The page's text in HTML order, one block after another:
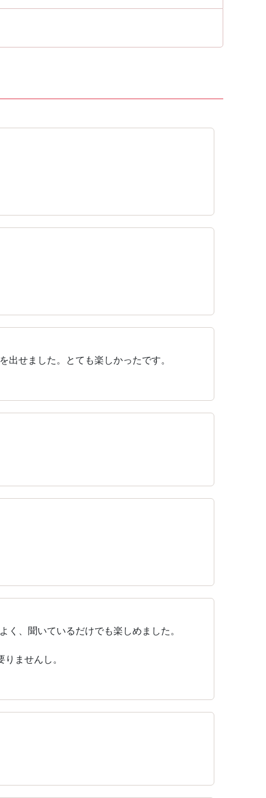
せました。とても楽しかったです。
、聞いているだけでも楽しめました。
ませんし。